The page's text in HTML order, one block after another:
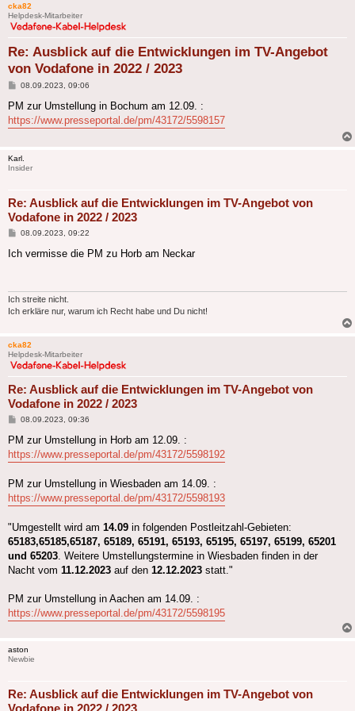
cka82
Helpdesk-Mitarbeiter
Re: Ausblick auf die Entwicklungen im TV-Angebot
von Vodafone in 2022 / 2023
Beitrag
08.09.2023, 09:06
PM zur Umstellung in Bochum am 12.09. :
https://www.presseportal.de/pm/43172/5598157
Karl.
Insider
Re: Ausblick auf die Entwicklungen im TV-Angebot von
Vodafone in 2022 / 2023
Beitrag
08.09.2023, 09:22
Ich vermisse die PM zu Horb am Neckar
Ich streite nicht.
Ich erkläre nur, warum ich Recht habe und Du nicht!
cka82
Helpdesk-Mitarbeiter
Re: Ausblick auf die Entwicklungen im TV-Angebot von
Vodafone in 2022 / 2023
Beitrag
08.09.2023, 09:36
PM zur Umstellung in Horb am 12.09. :
https://www.presseportal.de/pm/43172/5598192
PM zur Umstellung in Wiesbaden am 14.09. :
https://www.presseportal.de/pm/43172/5598193
"Umgestellt wird am 14.09 in folgenden Postleitzahl-Gebieten:
65183,65185,65187, 65189, 65191, 65193, 65195, 65197, 65199, 65201
und 65203 . Weitere Umstellungstermine in Wiesbaden finden in der
Nacht vom 11.12.2023 auf den 12.12.2023 statt."
PM zur Umstellung in Aachen am 14.09. :
https://www.presseportal.de/pm/43172/5598195
aston
Newbie
Re: Ausblick auf die Entwicklungen im TV-Angebot von
Vodafone in 2022 / 2023